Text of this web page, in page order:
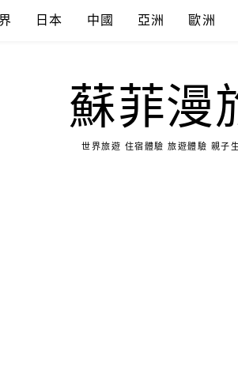
日本 中國 亞洲 歐洲
蘇菲漫
世界旅遊 住宿體驗 旅遊體驗 親子